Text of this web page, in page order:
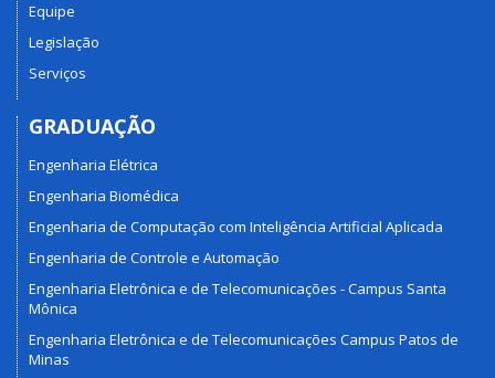
Equipe
Legislação
Serviços
GRADUAÇÃO
Engenharia Elétrica
Engenharia Biomédica
Engenharia de Computação com Inteligência Artificial Aplicada
Engenharia de Controle e Automação
Engenharia Eletrônica e de Telecomunicações - Campus Santa
Mônica
Engenharia Eletrônica e de Telecomunicações Campus Patos de
Minas